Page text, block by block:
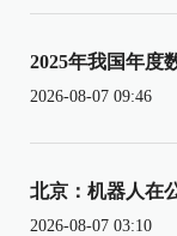
2025年我国年度
2026-08-07 09:46
北京：机器人在
2026-08-07 03:10